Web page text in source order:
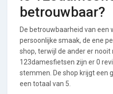
betrouwbaar?
De betrouwbaarheid van een
persoonlijke smaak, de ene
shop, terwijl de ander er
123damesfietsen zijn er 0
stemmen. De shop krijgt een
een totaal van 5.